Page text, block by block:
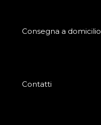
Consegna a domicilio
Contatti